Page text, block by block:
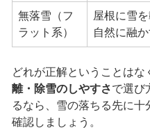
無落雪（フ
ラット系）
屋根に雪
自然に融
どれが正解ということはな
離・除雪のしやすさで選び
るなら、雪の落ちる先に
確認しましょう。